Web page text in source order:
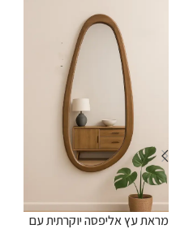
מראת עץ אליפסה יוקרתית עם